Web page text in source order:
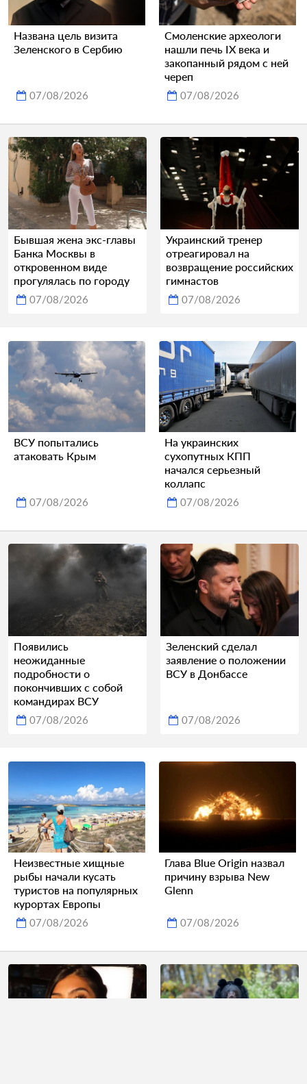
Названа цель визита
Зеленского в Сербию
07/08/2026
Смоленские археологи
нашли печь IX века и
закопанный рядом с ней
череп
07/08/2026
Бывшая жена экс-главы
Банка Москвы в
откровенном виде
прогулялась по городу
07/08/2026
Украинский тренер
отреагировал на
возвращение российских
гимнастов
07/08/2026
ВСУ попытались
атаковать Крым
07/08/2026
На украинских
сухопутных КПП
начался серьезный
коллапс
07/08/2026
Появились
неожиданные
подробности о
покончивших с собой
командирах ВСУ
07/08/2026
Зеленский сделал
заявление о положении
ВСУ в Донбассе
07/08/2026
Неизвестные хищные
рыбы начали кусать
туристов на популярных
курортах Европы
07/08/2026
Глава Blue Origin назвал
причину взрыва New
Glenn
07/08/2026